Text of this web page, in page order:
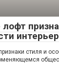
лофт
стиля и